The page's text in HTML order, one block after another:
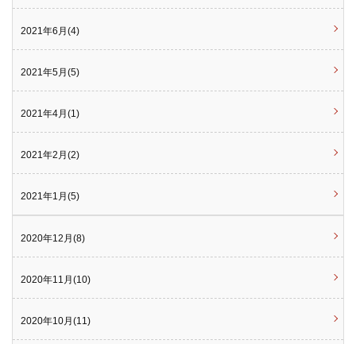
2021年6月(4)
2021年5月(5)
2021年4月(1)
2021年2月(2)
2021年1月(5)
2020年12月(8)
2020年11月(10)
2020年10月(11)